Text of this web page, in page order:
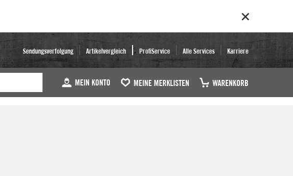
Sendungsverfolgung Artikelvergleich ProfiService Alle Services Karriere
MEIN KONTO MEINE MERKLISTEN WARENKORB